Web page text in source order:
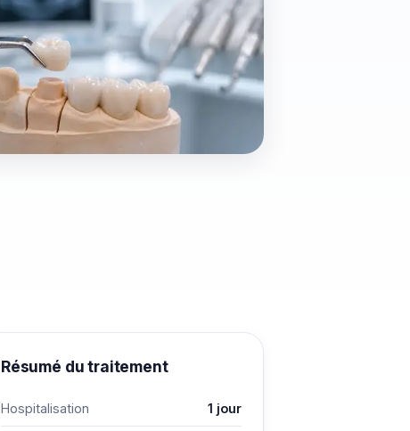
Résumé du traitement
Hospitalisation 1 jour